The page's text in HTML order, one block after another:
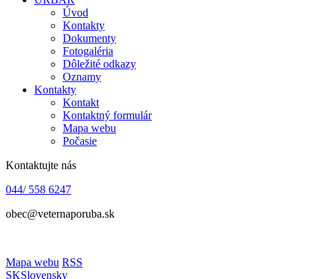
Úvod
Kontakty
Dokumenty
Fotogaléria
Dôležité odkazy
Oznamy
Kontakty
Kontakt
Kontaktný formulár
Mapa webu
Počasie
Kontaktujte nás
044/ 558 6247
obec@veternaporuba.sk
Mapa webu RSS
SKSlovensky